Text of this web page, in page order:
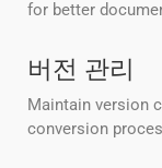
for better
버전 관리
Maintain version
conversion